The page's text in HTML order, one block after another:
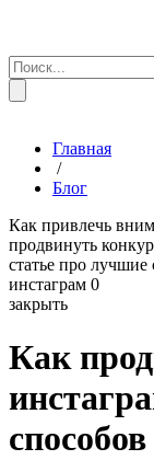
Главная
/
Блог
Как привлечь
продвинуть
статье про
инстаграм 0
закрыть
Как
способов